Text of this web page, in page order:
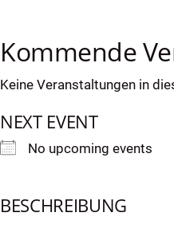
Kommende
Keine Veranstaltungen in
NEXT EVENT
No upcoming events
BESCHREIBUNG